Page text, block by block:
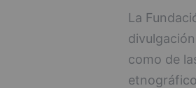
La
como de